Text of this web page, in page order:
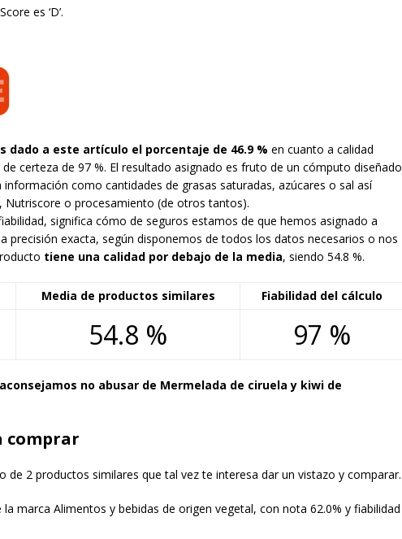
es ‘D’.
dado a este artículo el porcentaje de 46.9 % en cuanto a calidad
certeza de 97 %. El resultado asignado es fruto de un cómputo diseñado
como cantidades de grasas saturadas, azúcares o sal así
Nutriscore o procesamiento (de otros tantos).
significa cómo de seguros estamos de que hemos asignado a
precisión exacta, según disponemos de todos los datos necesarios o nos
tiene una calidad por debajo de la media, siendo 54.8 %.
Media de productos similares Fiabilidad del cálculo
54.8 % 97 %
aconsejamos no abusar de Mermelada de ciruela y kiwi de
comprar
de 2 productos similares que tal vez te interesa dar un vistazo y comparar.
la marca Alimentos y bebidas de origen vegetal, con nota 62.0% y fiabilidad